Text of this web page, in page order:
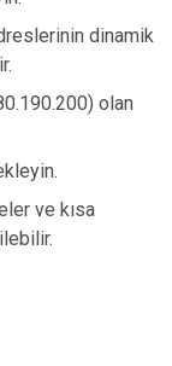
dinamik
olan
ve kısa